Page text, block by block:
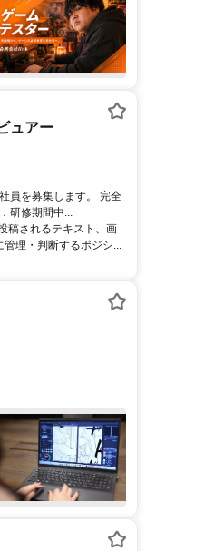
ュアー
員を募集します。 完全
研修期間中...
稿されるテキスト、画
理・判断するポジシ...